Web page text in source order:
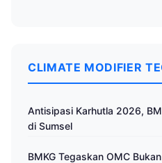
CLIMATE MODIFIER
Antisipasi Karhutla 2026,
di Sumsel
BMKG Tegaskan OMC